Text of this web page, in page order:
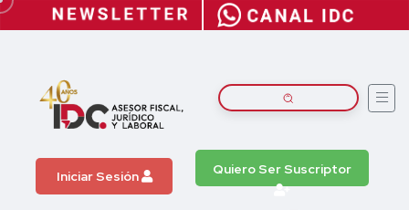
Iniciar Sesión Quiero Ser Suscriptor